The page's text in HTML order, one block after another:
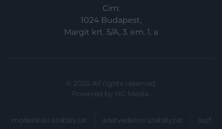
Cím:
1024 Budapest,
Margit krt. 5/A, 3. em. 1. a
© 2025 All rights reserved.
Powered by HG Media.
moderálási szabályzat adatvédelmi szabályzat ászf